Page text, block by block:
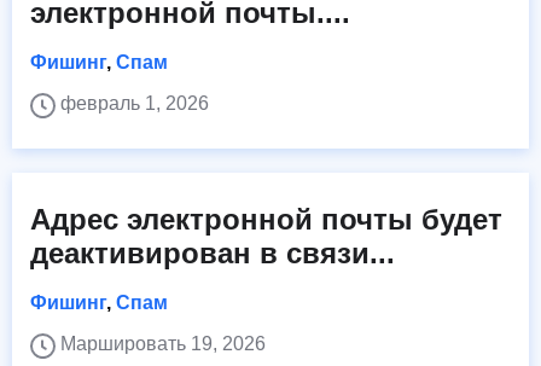
электронной почты....
Фишинг, Спам
февраль 1, 2026
Адрес электронной почты будет
деактивирован в связи...
Фишинг, Спам
Маршировать 19, 2026